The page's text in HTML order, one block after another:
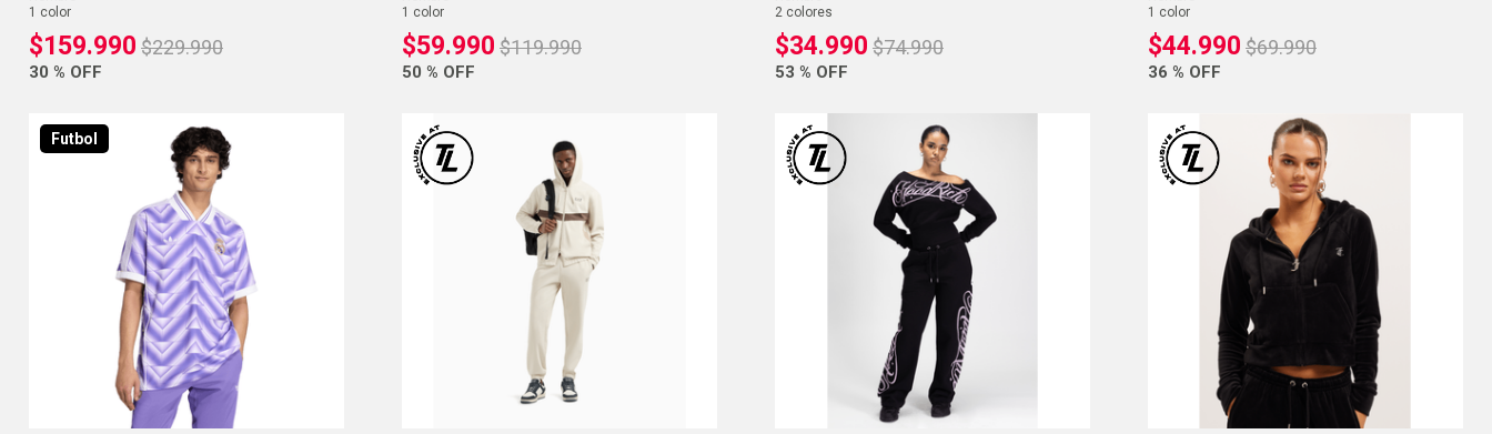
1 color
$159.990 $229.990
30 % OFF
1 color
$59.990 $119.990
50 % OFF
2 colores
$34.990 $74.990
53 % OFF
1 color
$44.990 $69.990
36 % OFF
Futbol